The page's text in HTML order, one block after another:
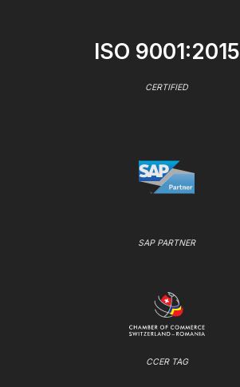
ISO 9001:2015
CERTIFIED
SAP PARTNER
CCER TAG